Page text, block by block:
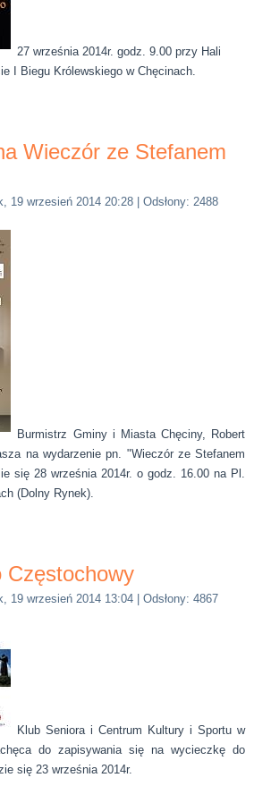
27 września 2014r. godz. 9.00 przy Hali
I Biegu Królewskiego w Chęcinach.
Wieczór ze Stefanem
19 wrzesień 2014 20:28 | Odsłony: 2488
Burmistrz Gminy i Miasta Chęciny, Robert
na wydarzenie pn. "Wieczór ze Stefanem
się 28 września 2014r. o godz. 16.00 na Pl.
(Dolny Rynek).
Częstochowy
19 wrzesień 2014 13:04 | Odsłony: 4867
Klub Seniora i Centrum Kultury i Sportu w
do zapisywania się na wycieczkę do
się 23 września 2014r.